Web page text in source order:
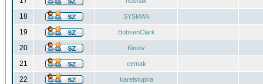
18 SYSMAN
19 BobsenClark
20 Kimov
21 cemak
22 karelstupka